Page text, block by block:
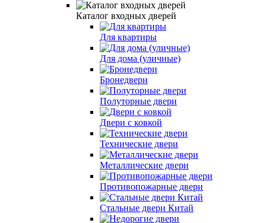
Каталог входных дверей
Для квартиры
Для дома (уличные)
Бронедвери
Полуторные двери
Двери с ковкой
Технические двери
Металлические двери
Противопожарные двери
Стальные двери Китай